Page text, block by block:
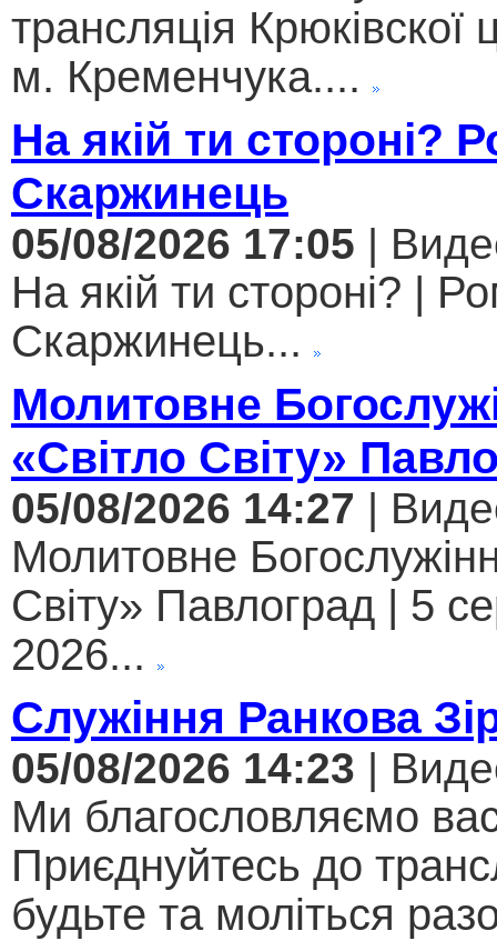
трансляція
м. Кременчука....
На якій ти стороні?
Скаржинець
05/08/2026 17:05 |
На якій ти стороні? |
Скаржинець...
Молитовне
«Світло Світу»
05/08/2026 14:27 |
Молитовне
Світу» Павлоград | 5
2026...
Служіння Ранкова
05/08/2026 14:23 |
Ми благословляємо
Приєднуйтесь до
будьте та моліться